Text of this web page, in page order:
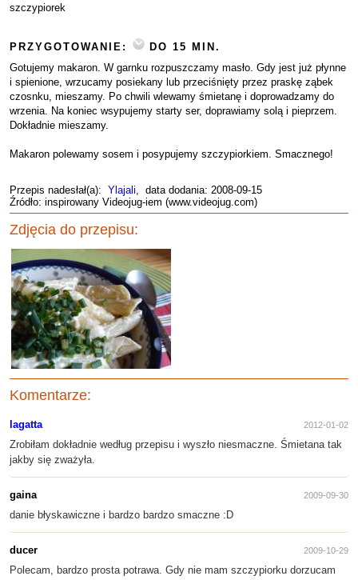
szczypiorek
PRZYGOTOWANIE:
DO 15 MIN.
Gotujemy makaron. W garnku rozpuszczamy masło. Gdy jest już płynne
i spienione, wrzucamy posiekany lub przeciśnięty przez praskę ząbek
czosnku, mieszamy. Po chwili wlewamy śmietanę i doprowadzamy do
wrzenia. Na koniec wsypujemy starty ser, doprawiamy solą i pieprzem.
Dokładnie mieszamy.
Makaron polewamy sosem i posypujemy szczypiorkiem. Smacznego!
Przepis nadesłał(a): Ylajali, data dodania: 2008-09-15
Źródło: inspirowany Videojug-iem (www.videojug.com)
Zdjęcia do przepisu:
Komentarze:
lagatta 2012-01-02
Zrobiłam dokładnie według przepisu i wyszło niesmaczne. Śmietana tak
jakby się zważyła.
gaina 2009-09-30
danie błyskawiczne i bardzo bardzo smaczne :D
ducer 2009-10-29
Polecam, bardzo prosta potrawa. Gdy nie mam szczypiorku dorzucam